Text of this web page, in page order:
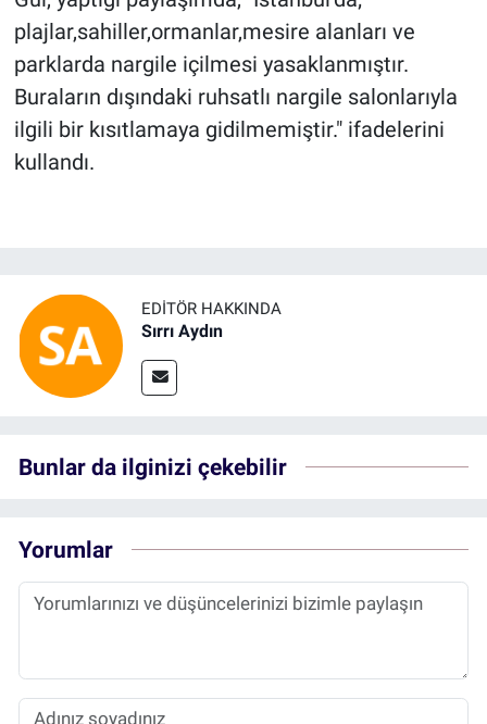
plajlar,sahiller,ormanlar,mesire alanları ve
parklarda nargile içilmesi yasaklanmıştır.
Buraların dışındaki ruhsatlı nargile salonlarıyla
ilgili bir kısıtlamaya gidilmemiştir." ifadelerini
kullandı.
EDITÖR HAKKINDA
Sırrı Aydın
Bunlar da ilginizi çekebilir
Yorumlar